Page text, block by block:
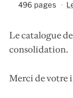
496 pages
Le catalogue
consolidation.
Merci de votre